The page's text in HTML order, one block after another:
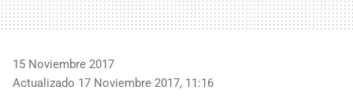
15 Noviembre 2017
Actualizado 17 Noviembre 2017, 11:16